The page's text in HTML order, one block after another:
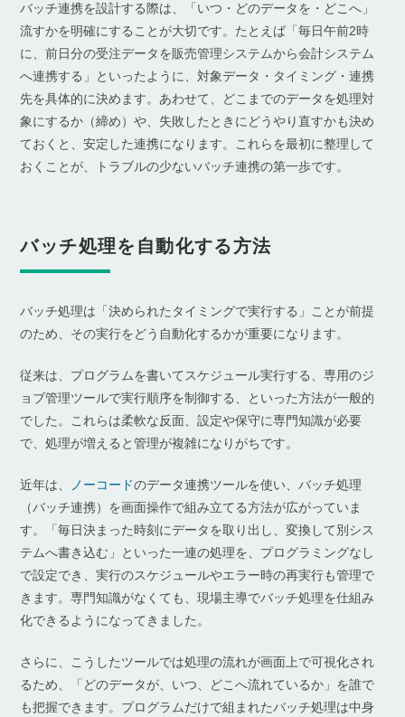
バッチ連携を設計する際は、「いつ・どのデータを・どこへ」
流すかを明確にすることが大切です。たとえば「毎日午前2時
に、前日分の受注データを販売管理システムから会計システム
へ連携する」といったように、対象データ・タイミング・連携
先を具体的に決めます。あわせて、どこまでのデータを処理対
象にするか（締め）や、失敗したときにどうやり直すかも決め
ておくと、安定した連携になります。これらを最初に整理して
おくことが、トラブルの少ないバッチ連携の第一歩です。
バッチ処理を自動化する方法
バッチ処理は「決められたタイミングで実行する」ことが前提
のため、その実行をどう自動化するかが重要になります。
従来は、プログラムを書いてスケジュール実行する、専用のジ
ョブ管理ツールで実行順序を制御する、といった方法が一般的
でした。これらは柔軟な反面、設定や保守に専門知識が必要
で、処理が増えると管理が複雑になりがちです。
近年は、 ノーコードのデータ連携ツールを使い、バッチ処理
（バッチ連携）を画面操作で組み立てる方法が広がっていま
す。「毎日決まった時刻にデータを取り出し、変換して別シス
テムへ書き込む」といった一連の処理を、プログラミングなし
で設定でき、実行のスケジュールやエラー時の再実行も管理で
きます。専門知識がなくても、現場主導でバッチ処理を仕組み
化できるようになってきました。
さらに、こうしたツールでは処理の流れが画面上で可視化され
るため、「どのデータが、いつ、どこへ流れているか」を誰で
も把握できます。プログラムだけで組まれたバッチ処理は中身